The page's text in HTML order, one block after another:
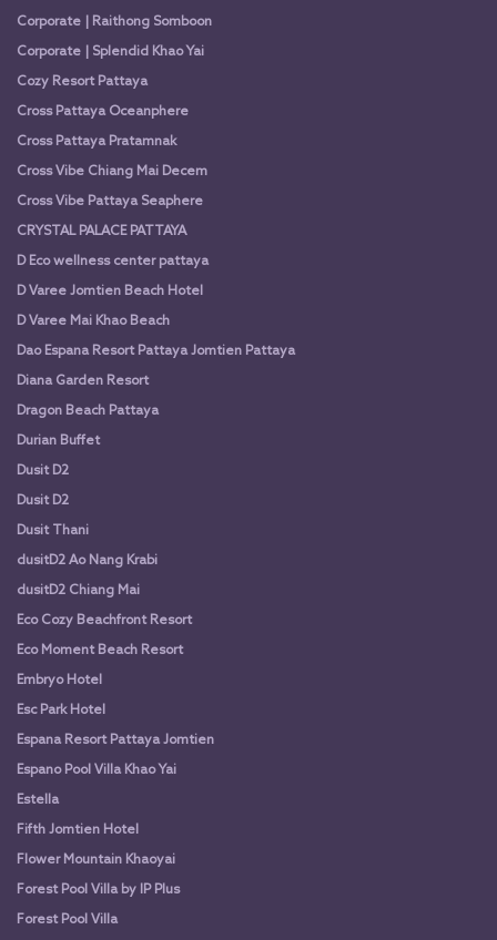
Corporate | Raithong Somboon
Corporate | Splendid Khao Yai
Cozy Resort Pattaya
Cross Pattaya Oceanphere
Cross Pattaya Pratamnak
Cross Vibe Chiang Mai Decem
Cross Vibe Pattaya Seaphere
CRYSTAL PALACE PATTAYA
D Eco wellness center pattaya
D Varee Jomtien Beach Hotel
D Varee Mai Khao Beach
Dao Espana Resort Pattaya Jomtien Pattaya
Diana Garden Resort
Dragon Beach Pattaya
Durian Buffet
Dusit D2
Dusit D2
Dusit Thani
dusitD2 Ao Nang Krabi
dusitD2 Chiang Mai
Eco Cozy Beachfront Resort
Eco Moment Beach Resort
Embryo Hotel
Esc Park Hotel
Espana Resort Pattaya Jomtien
Espano Pool Villa Khao Yai
Estella
Fifth Jomtien Hotel
Flower Mountain Khaoyai
Forest Pool Villa by IP Plus
Forest Pool Villa